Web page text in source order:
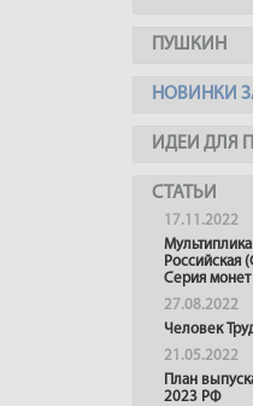
ПУШКИН
НОВИНКИ
ИДЕИ ДЛЯ
СТАТЬИ
17.11.2022
Российская
Серия монет
27.08.2022
Человек
21.05.2022
План
2023 РФ